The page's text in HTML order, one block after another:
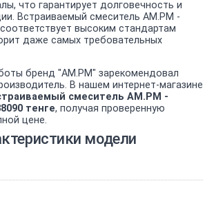
что гарантирует долговечность и
Встраиваемый смеситель AM.PM -
высоким стандартам
даже самых требовательных
бренд "AM.PM" зарекомендовал
В нашем интернет-магазине
смеситель AM.PM -
тенге, получая проверенную
цене.
модели